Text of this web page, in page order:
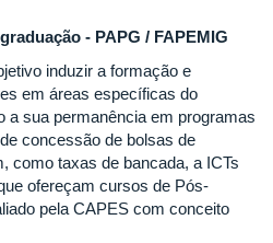
- PAPG / FAPEMIG
induzir a formação e
em áreas específicas do
a sua permanência em programas
concessão de bolsas de
como taxas de bancada, a ICTs
ofereçam cursos de Pós-
pela CAPES com conceito